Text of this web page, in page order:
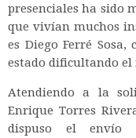
presenciales ha sido
que vivían muchos
es Diego Ferré
estado dificultando el
Atendiendo a la
Enrique Torres
dispuso el envío